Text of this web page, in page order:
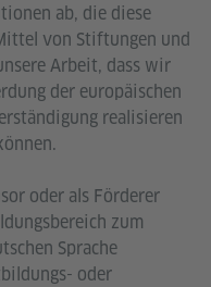
ab, die diese
von Stiftungen und
Arbeit, dass wir
der europäischen
realisieren
oder als Förderer
zum
Sprache
oder